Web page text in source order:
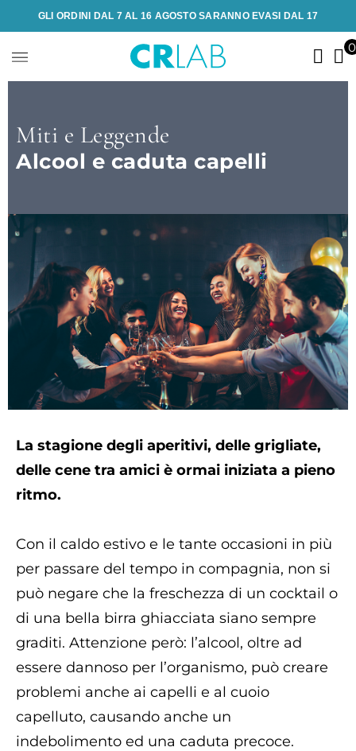
GLI ORDINI DAL 7 AL 16 AGOSTO SARANNO EVASI DAL 17
Miti e Leggende
Alcool e caduta capelli
La stagione degli aperitivi, delle grigliate,
delle cene tra amici è ormai iniziata a pieno
ritmo.
Con il caldo estivo e le tante occasioni in più
per passare del tempo in compagnia, non si
può negare che la freschezza di un cocktail o
di una bella birra ghiacciata siano sempre
graditi. Attenzione però: l’alcool, oltre ad
essere dannoso per l’organismo, può creare
problemi anche ai capelli e al cuoio
capelluto, causando anche un
indebolimento ed una caduta precoce.